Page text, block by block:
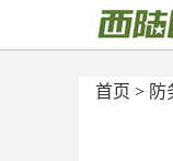
首页 > 防